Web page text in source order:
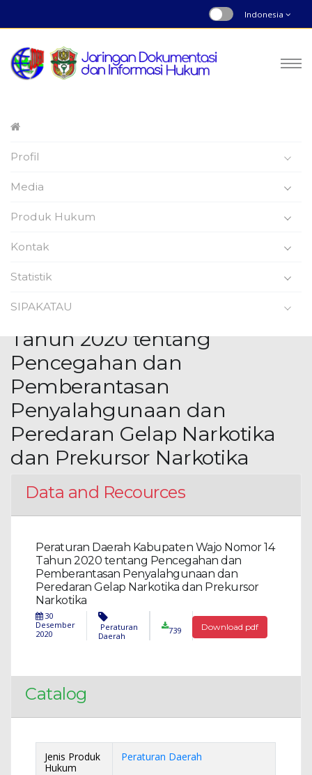
Indonesia
Profil
Media
Produk Hukum
Kontak
Statistik
SIPAKATAU
Nomor : 14 | Tahun 2020
Kabupaten Wajo Nomor 14
Tahun 2020 tentang
Pencegahan dan
Pemberantasan
Penyalahgunaan dan
Peredaran Gelap Narkotika
dan Prekursor Narkotika
Data and Recources
Peraturan Daerah Kabupaten Wajo Nomor 14
Tahun 2020 tentang Pencegahan dan
Pemberantasan Penyalahgunaan dan
Peredaran Gelap Narkotika dan Prekursor
Narkotika
Download pdf
30
Desember
2020
Peraturan
Daerah
739
Catalog
Jenis Produk
Hukum
Peraturan Daerah